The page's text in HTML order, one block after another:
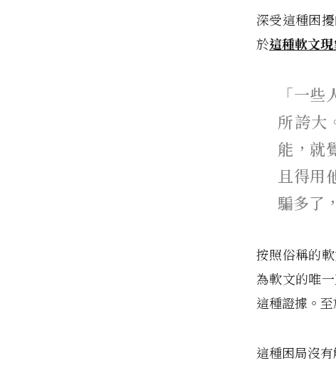
深受這種困
於這種軟文
「一
所誇大
能，就
且得用
騙多了
按照俗稱的
為軟文的唯
這種證據。
這種困局沒